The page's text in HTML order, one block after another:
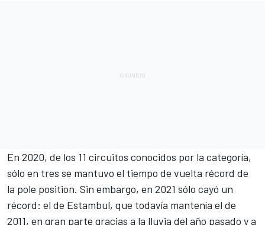
En 2020, de los 11 circuitos conocidos por la categoría,
sólo en tres se mantuvo el tiempo de vuelta récord de
la pole position. Sin embargo, en 2021 sólo cayó un
récord: el de Estambul, que todavía mantenía el de
2011, en gran parte gracias a la lluvia del año pasado y a